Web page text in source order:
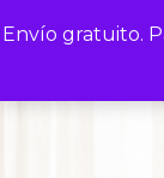
Envío gratuito.
to